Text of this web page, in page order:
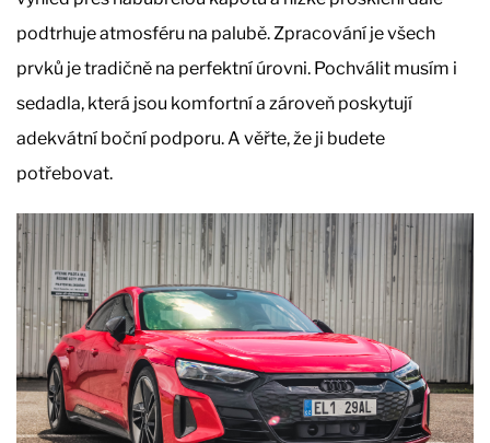
podtrhuje atmosféru na palubě. Zpracování je všech
prvků je tradičně na perfektní úrovni. Pochválit musím i
sedadla, která jsou komfortní a zároveň poskytují
adekvátní boční podporu. A věřte, že ji budete
potřebovat.